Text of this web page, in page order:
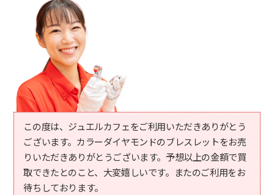
この度は、ジュエルカフェをご利用いただきありがとう
ございます。カラーダイヤモンドのブレスレットをお売
りいただきありがとうございます。予想以上の金額で買
取できたとのこと、大変嬉しいです。またのご利用をお
待ちしております。